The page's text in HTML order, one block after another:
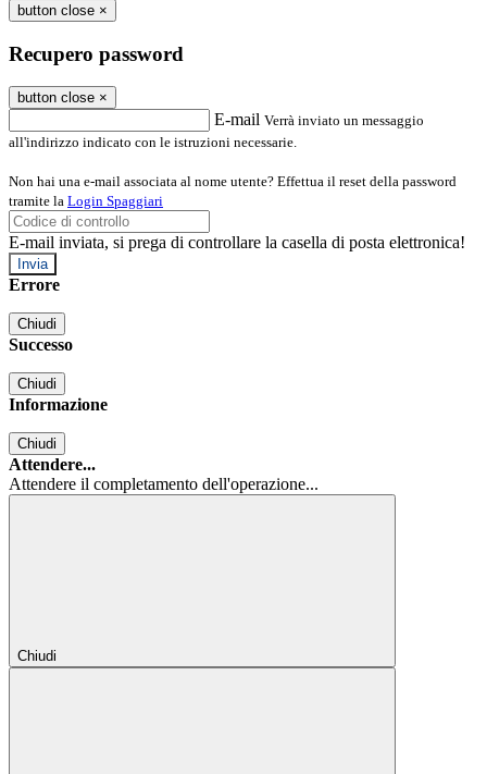
button close ×
Recupero password
button close ×
E-mail Verrà inviato un messaggio
all'indirizzo indicato con le istruzioni necessarie.
Non hai una e-mail associata al nome utente? Effettua il reset della password
tramite la Login Spaggiari
E-mail inviata, si prega di controllare la casella di posta elettronica!
Errore
Chiudi
Successo
Chiudi
Informazione
Chiudi
Attendere...
Attendere il completamento dell'operazione...
Chiudi